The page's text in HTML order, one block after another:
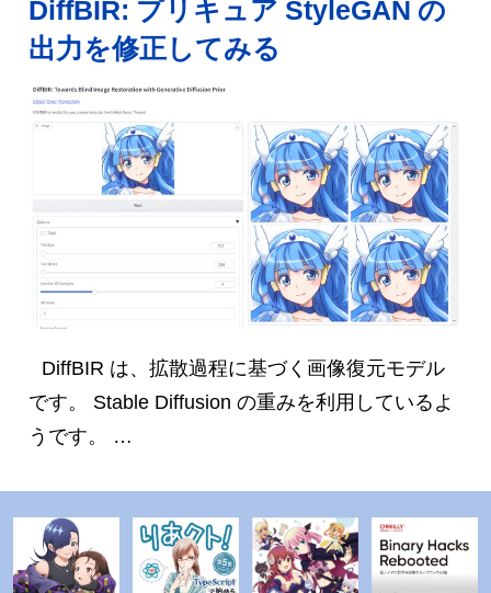
DiffBIR: プリキュア StyleGAN の
出力を修正してみる
DiffBIR は、拡散過程に基づく画像復元モデル
です。 Stable Diffusion の重みを利用しているよ
うです。 …